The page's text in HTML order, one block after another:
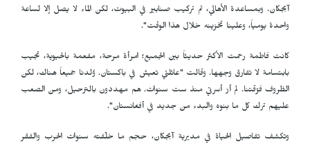
آبجكان. وبمساعدة الأهالي، تم تركيب صنابير في البيوت، لكن الماء لا يصل إلا لساعة
واحدة يومياً، وعلينا تخزينه خلال هذا الوقت".
كانت فاطمة رحمت الأكثر حديثاً بين الجميع؛ امرأة مرحة، مفعمة بالحيوية، تجيب
بابتسامة لا تفارق وجهها. وقالت "عائلتي تعيش في باكستان. وُلدنا جميعاً هناك، لكن
الظروف فرّقتنا. لم أرَ أسرتي منذ ست سنوات. هم مهددون بالترحيل، ومن الصعب
عليهم ترك كل ما بنوه والبدء من جديد في أفغانستان".
وتكشف تفاصيل الحياة في مديرية آبجكان، حجم ما خلّفته سنوات الحرب والفقر